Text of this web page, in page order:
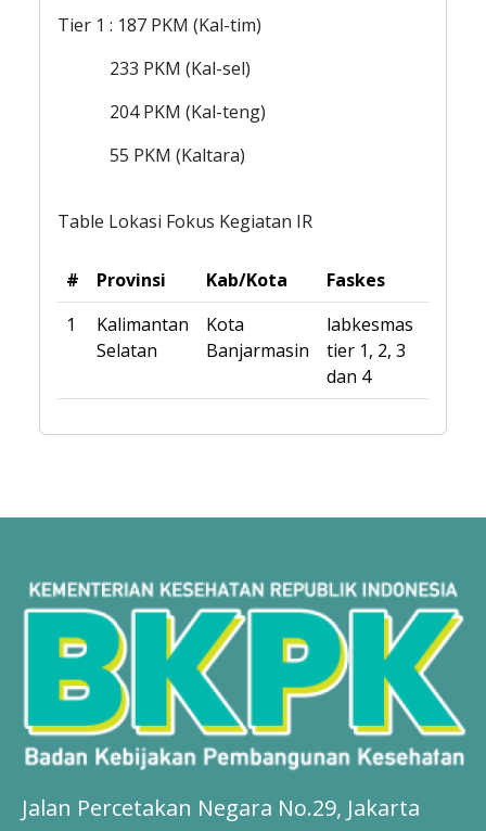
Tier 1 : 187 PKM (Kal-tim)
233 PKM (Kal-sel)
204 PKM (Kal-teng)
55 PKM (Kaltara)
Table Lokasi Fokus Kegiatan IR
# Provinsi Kab/Kota
Faskes
1
Kalimantan
Selatan
Kota
Banjarmasin
labkesmas
tier 1, 2, 3
dan 4
Jalan Percetakan Negara No.29, Jakarta